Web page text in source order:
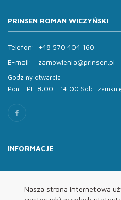
Nasza strona internetowa
PRINSEN ROMAN WICZYŃSKI
Telefon:
+48 570 404 160
E-mail:
zamowienia@prinsen.pl
Godziny otwarcia:
Pon - Pt: 8:00 - 14:00 Sob:
INFORMACJE
Oferta